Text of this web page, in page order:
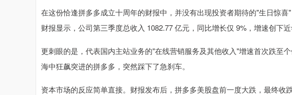
在这份恰逢拼多多成立十周年的财报中，并没有出现投资者期待的"生日惊喜
财报显示，公司第三季度总收入 1082.77 亿元，同比增长仅 9%，增速创下近
更刺眼的是，代表国内主站业务的"在线营销服务及其他收入"增速首次跌至
海中狂飙突进的拼多多，突然踩下了急刹车。
资本市场的反应简单直接。财报发布后，拼多多美股盘前一度大跌，最终收